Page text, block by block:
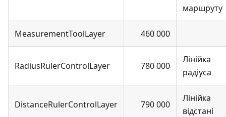
маршруту
MeasurementToolLayer 460 000
RadiusRulerControlLayer 780 000
Лінійка
радіуса
DistanceRulerControlLayer 790 000
Лінійка
відстані